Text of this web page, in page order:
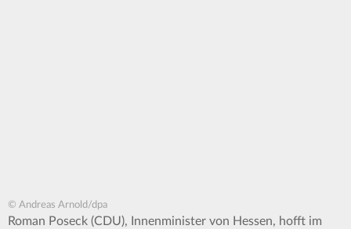
© Andreas Arnold/dpa
Roman Poseck (CDU), Innenminister von Hessen, hofft im